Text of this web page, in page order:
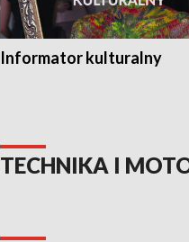
Informator kulturalny
TECHNIKA I